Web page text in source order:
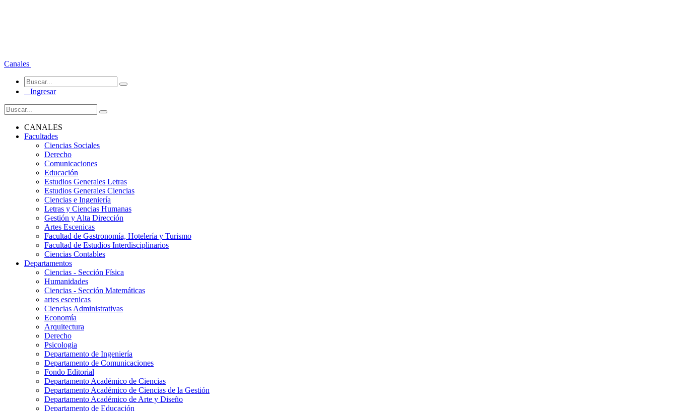
Canales
Ingresar
CANALES
Facultades
Ciencias Sociales
Derecho
Comunicaciones
Educación
Estudios Generales Letras
Estudios Generales Ciencias
Ciencias e Ingeniería
Letras y Ciencias Humanas
Gestión y Alta Dirección
Artes Escenicas
Facultad de Gastronomía, Hotelería y Turismo
Facultad de Estudios Interdisciplinarios
Ciencias Contables
Departamentos
Ciencias - Sección Física
Humanidades
Ciencias - Sección Matemáticas
artes escenicas
Ciencias Administrativas
Economía
Arquitectura
Derecho
Psicologia
Departamento de Ingeniería
Departamento de Comunicaciones
Fondo Editorial
Departamento Académico de Ciencias
Departamento Académico de Ciencias de la Gestión
Departamento Académico de Arte y Diseño
Departamento de Educación